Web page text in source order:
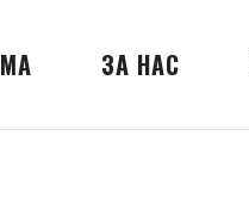
ЗА НАС